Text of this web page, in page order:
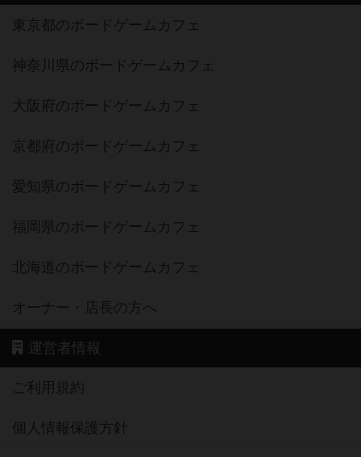
東京都のボードゲームカフェ
神奈川県のボードゲームカフェ
大阪府のボードゲームカフェ
京都府のボードゲームカフェ
愛知県のボードゲームカフェ
福岡県のボードゲームカフェ
北海道のボードゲームカフェ
オーナー・店長の方へ
運営者情報
ご利用規約
個人情報保護方針